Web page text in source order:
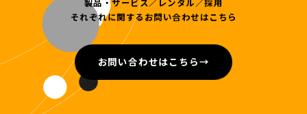
それぞれに関するお問い合わせはこちら
お問い合わせはこちら→